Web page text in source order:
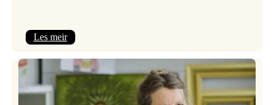
Les meir:
frå
Frøydis